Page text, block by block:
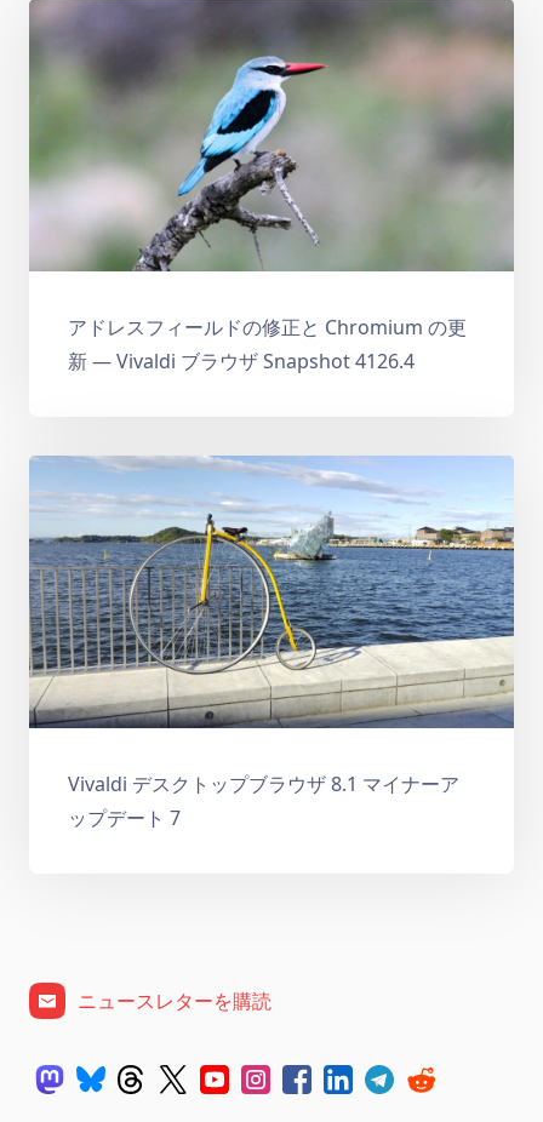
アドレスフィールドの修正と Chromium の更
新 — Vivaldi ブラウザ Snapshot 4126.4
Vivaldi デスクトップブラウザ 8.1 マイナーア
ップデート 7
ニュースレターを購読